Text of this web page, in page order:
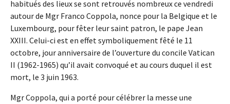
habitués des lieux se sont retrouvés nombreux ce vendredi
autour de Mgr Franco Coppola, nonce pour la Belgique et le
Luxembourg, pour fêter leur saint patron, le pape Jean
XXIII. Celui-ci est en effet symboliquement fêté le 11
octobre, jour anniversaire de l’ouverture du concile Vatican
II (1962-1965) qu’il avait convoqué et au cours duquel il est
mort, le 3 juin 1963.
Mgr Coppola, qui a porté pour célébrer la messe une